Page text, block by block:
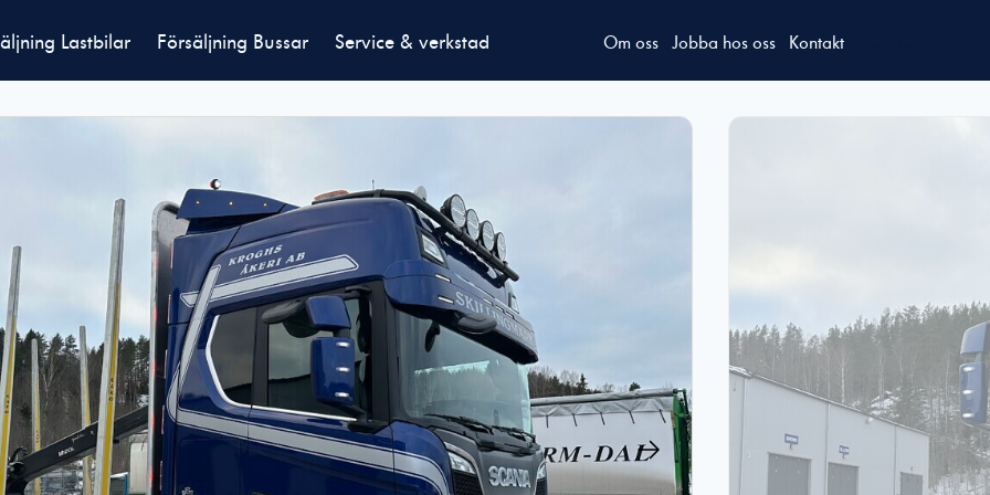
Lastbilar Försäljning Bussar Service & verkstad Om oss Jobba hos oss Kontakt